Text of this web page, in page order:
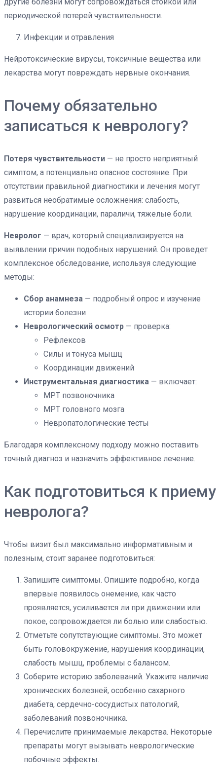
периодической потерей чувствительности.
Инфекции и отравления
Нейротоксические вирусы, токсичные вещества или
лекарства могут повреждать нервные окончания.
Почему обязательно
записаться к неврологу?
Потеря чувствительности — не просто неприятный
симптом, а потенциально опасное состояние. При
отсутствии правильной диагностики и лечения могут
развиться необратимые осложнения: слабость,
нарушение координации, параличи, тяжелые боли.
Невролог — врач, который специализируется на
выявлении причин подобных нарушений. Он проведет
комплексное обследование, используя следующие
методы:
Сбор анамнеза — подробный опрос и изучение
истории болезни
Неврологический осмотр — проверка:
Рефлексов
Силы и тонуса мышц
Координации движений
Инструментальная диагностика — включает:
МРТ позвоночника
МРТ головного мозга
Невропатологические тесты
Благодаря комплексному подходу можно поставить
точный диагноз и назначить эффективное лечение.
Как подготовиться к приему
невролога?
Чтобы визит был максимально информативным и
полезным, стоит заранее подготовиться:
Запишите симптомы. Опишите подробно, когда
впервые появилось онемение, как часто
проявляется, усиливается ли при движении или
покое, сопровождается ли болью или слабостью.
Отметьте сопутствующие симптомы. Это может
быть головокружение, нарушения координации,
слабость мышц, проблемы с балансом.
Соберите историю заболеваний. Укажите наличие
хронических болезней, особенно сахарного
диабета, сердечно-сосудистых патологий,
заболеваний позвоночника.
Перечислите принимаемые лекарства. Некоторые
препараты могут вызывать неврологические
побочные эффекты.